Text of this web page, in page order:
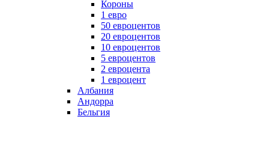
Короны
1 евро
50 евроцентов
20 евроцентов
10 евроцентов
5 евроцентов
2 евроцента
1 евроцент
Албания
Андорра
Бельгия